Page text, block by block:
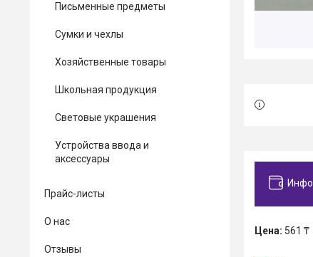
Цена: 561 ₸
Письменные предметы
Сумки и чехлы
Хозяйственные товары
Школьная продукция
Световые украшения
Устройства ввода и
аксессуары
Прайс-листы
О нас
Отзывы